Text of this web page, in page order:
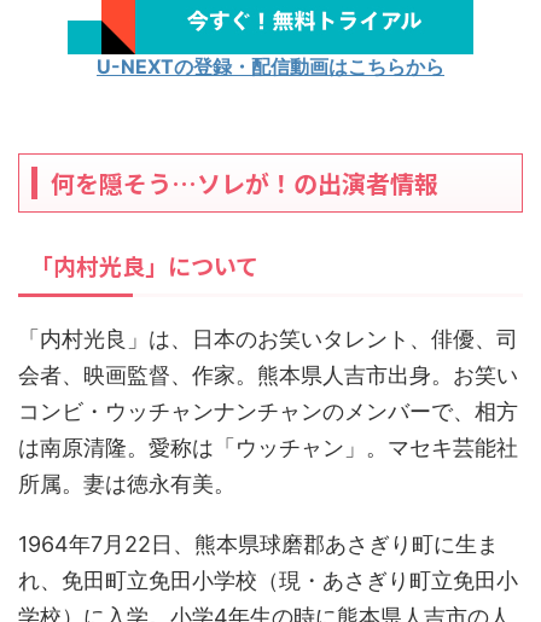
U-NEXTの登録・配信動画はこちらから
何を隠そう…ソレが！の出演者情報
「内村光良」について
「内村光良」は、日本のお笑いタレント、俳優、司
会者、映画監督、作家。熊本県人吉市出身。お笑い
コンビ・ウッチャンナンチャンのメンバーで、相方
は南原清隆。愛称は「ウッチャン」。マセキ芸能社
所属。妻は徳永有美。
1964年7月22日、熊本県球磨郡あさぎり町に生ま
れ、免田町立免田小学校（現・あさぎり町立免田小
学校）に入学。小学4年生の時に熊本県人吉市の人